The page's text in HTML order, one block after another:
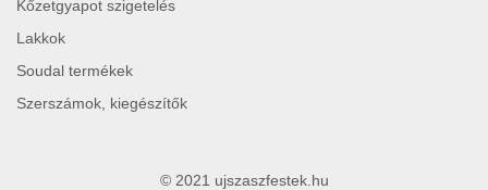
Kőzetgyapot szigetelés
Lakkok
Soudal termékek
Szerszámok, kiegészítők
© 2021 ujszaszfestek.hu